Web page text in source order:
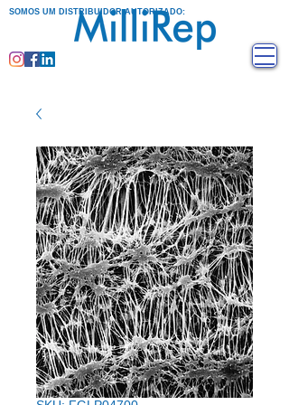
SOMOS UM DISTRIBUIDOR AUTORIZADO: